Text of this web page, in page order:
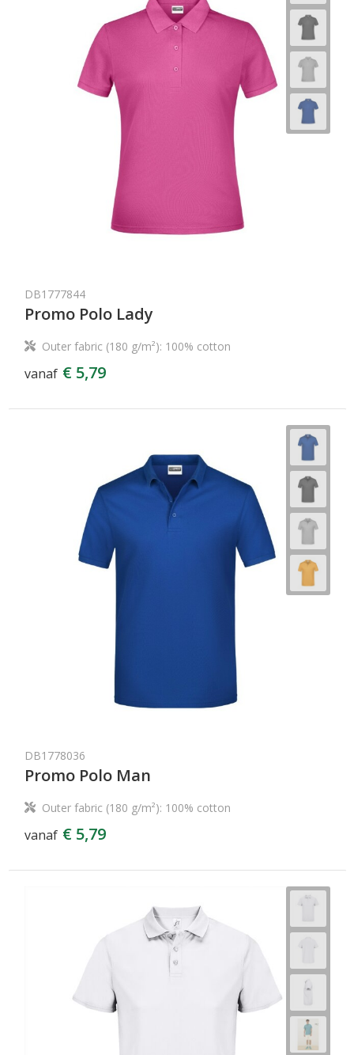
DB1777844
Promo Polo Lady
Outer fabric (180 g/m²): 100% cotton
vanaf € 5,79
DB1778036
Promo Polo Man
Outer fabric (180 g/m²): 100% cotton
vanaf € 5,79